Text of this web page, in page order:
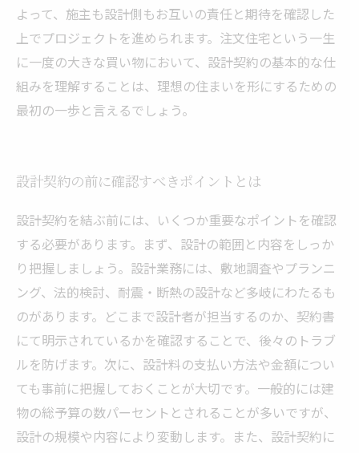
よって、施主も設計側もお互いの責任と期待を確認した
上でプロジェクトを進められます。注文住宅という一生
に一度の大きな買い物において、設計契約の基本的な仕
組みを理解することは、理想の住まいを形にするための
最初の一歩と言えるでしょう。
設計契約の前に確認すべきポイントとは
設計契約を結ぶ前には、いくつか重要なポイントを確認
する必要があります。まず、設計の範囲と内容をしっか
り把握しましょう。設計業務には、敷地調査やプランニ
ング、法的検討、耐震・断熱の設計など多岐にわたるも
のがあります。どこまで設計者が担当するのか、契約書
にて明示されているかを確認することで、後々のトラブ
ルを防げます。次に、設計料の支払い方法や金額につい
ても事前に把握しておくことが大切です。一般的には建
物の総予算の数パーセントとされることが多いですが、
設計の規模や内容により変動します。また、設計契約に